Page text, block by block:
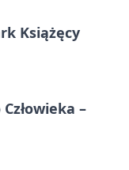
Książęcy
–